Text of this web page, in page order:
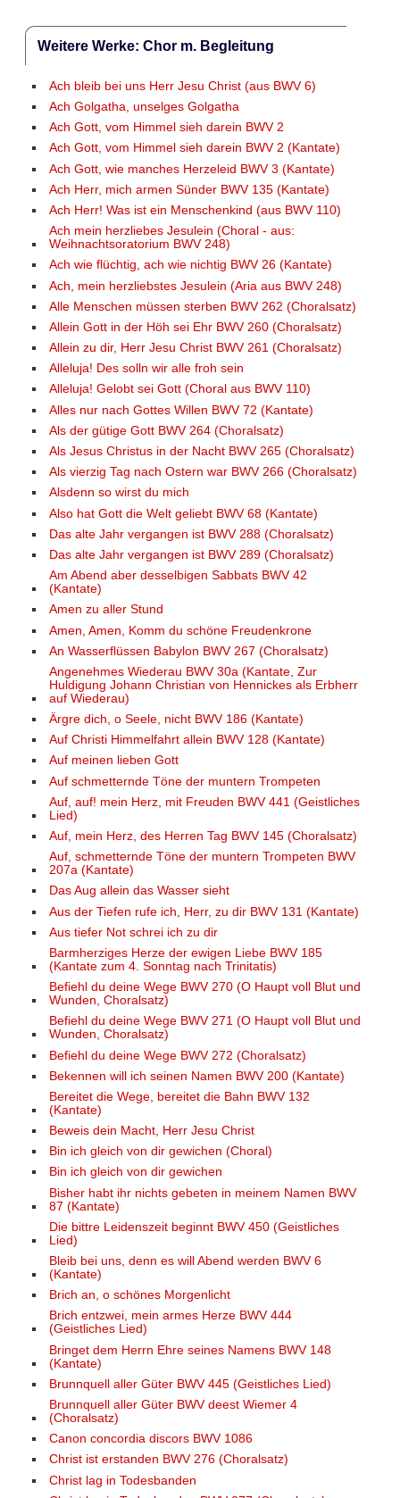
Weitere Werke: Chor m. Begleitung
Ach bleib bei uns Herr Jesu Christ (aus BWV 6)
Ach Golgatha, unselges Golgatha
Ach Gott, vom Himmel sieh darein BWV 2
Ach Gott, vom Himmel sieh darein BWV 2 (Kantate)
Ach Gott, wie manches Herzeleid BWV 3 (Kantate)
Ach Herr, mich armen Sünder BWV 135 (Kantate)
Ach Herr! Was ist ein Menschenkind (aus BWV 110)
Ach mein herzliebes Jesulein (Choral - aus:
Weihnachtsoratorium BWV 248)
Ach wie flüchtig, ach wie nichtig BWV 26 (Kantate)
Ach, mein herzliebstes Jesulein (Aria aus BWV 248)
Alle Menschen müssen sterben BWV 262 (Choralsatz)
Allein Gott in der Höh sei Ehr BWV 260 (Choralsatz)
Allein zu dir, Herr Jesu Christ BWV 261 (Choralsatz)
Alleluja! Des solln wir alle froh sein
Alleluja! Gelobt sei Gott (Choral aus BWV 110)
Alles nur nach Gottes Willen BWV 72 (Kantate)
Als der gütige Gott BWV 264 (Choralsatz)
Als Jesus Christus in der Nacht BWV 265 (Choralsatz)
Als vierzig Tag nach Ostern war BWV 266 (Choralsatz)
Alsdenn so wirst du mich
Also hat Gott die Welt geliebt BWV 68 (Kantate)
Das alte Jahr vergangen ist BWV 288 (Choralsatz)
Das alte Jahr vergangen ist BWV 289 (Choralsatz)
Am Abend aber desselbigen Sabbats BWV 42
(Kantate)
Amen zu aller Stund
Amen, Amen, Komm du schöne Freudenkrone
An Wasserflüssen Babylon BWV 267 (Choralsatz)
Angenehmes Wiederau BWV 30a (Kantate, Zur
Huldigung Johann Christian von Hennickes als Erbherr
auf Wiederau)
Ärgre dich, o Seele, nicht BWV 186 (Kantate)
Auf Christi Himmelfahrt allein BWV 128 (Kantate)
Auf meinen lieben Gott
Auf schmetternde Töne der muntern Trompeten
Auf, auf! mein Herz, mit Freuden BWV 441 (Geistliches
Lied)
Auf, mein Herz, des Herren Tag BWV 145 (Choralsatz)
Auf, schmetternde Töne der muntern Trompeten BWV
207a (Kantate)
Das Aug allein das Wasser sieht
Aus der Tiefen rufe ich, Herr, zu dir BWV 131 (Kantate)
Aus tiefer Not schrei ich zu dir
Barmherziges Herze der ewigen Liebe BWV 185
(Kantate zum 4. Sonntag nach Trinitatis)
Befiehl du deine Wege BWV 270 (O Haupt voll Blut und
Wunden, Choralsatz)
Befiehl du deine Wege BWV 271 (O Haupt voll Blut und
Wunden, Choralsatz)
Befiehl du deine Wege BWV 272 (Choralsatz)
Bekennen will ich seinen Namen BWV 200 (Kantate)
Bereitet die Wege, bereitet die Bahn BWV 132
(Kantate)
Beweis dein Macht, Herr Jesu Christ
Bin ich gleich von dir gewichen (Choral)
Bin ich gleich von dir gewichen
Bisher habt ihr nichts gebeten in meinem Namen BWV
87 (Kantate)
Die bittre Leidenszeit beginnt BWV 450 (Geistliches
Lied)
Bleib bei uns, denn es will Abend werden BWV 6
(Kantate)
Brich an, o schönes Morgenlicht
Brich entzwei, mein armes Herze BWV 444
(Geistliches Lied)
Bringet dem Herrn Ehre seines Namens BWV 148
(Kantate)
Brunnquell aller Güter BWV 445 (Geistliches Lied)
Brunnquell aller Güter BWV deest Wiemer 4
(Choralsatz)
Canon concordia discors BWV 1086
Christ ist erstanden BWV 276 (Choralsatz)
Christ lag in Todesbanden